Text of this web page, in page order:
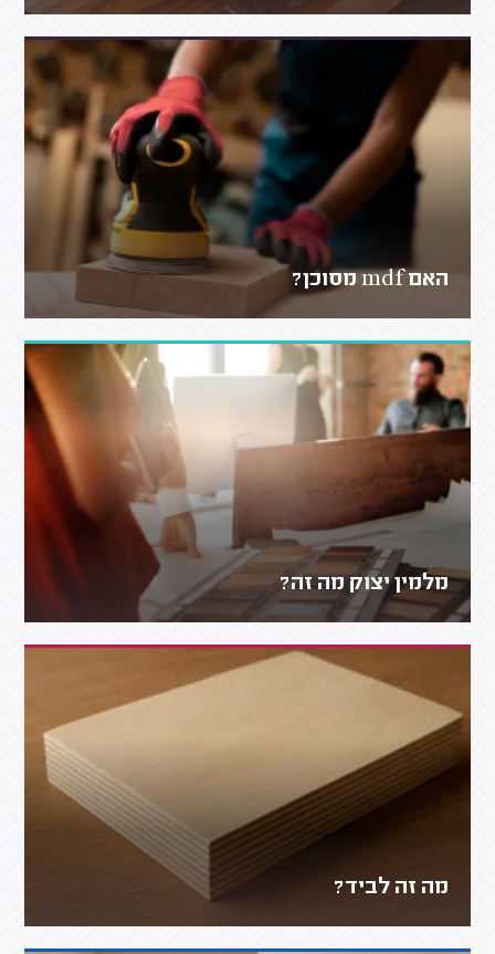
האם mdf מסוכן?
מלמין יצוק מה זה?
מה זה לביד?